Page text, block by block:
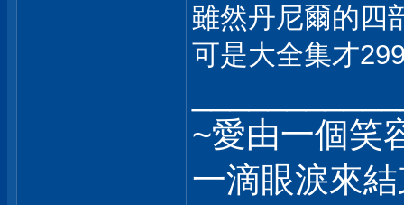
雖然丹尼爾的四
可是大全集才
~愛由一個笑
一滴眼淚來